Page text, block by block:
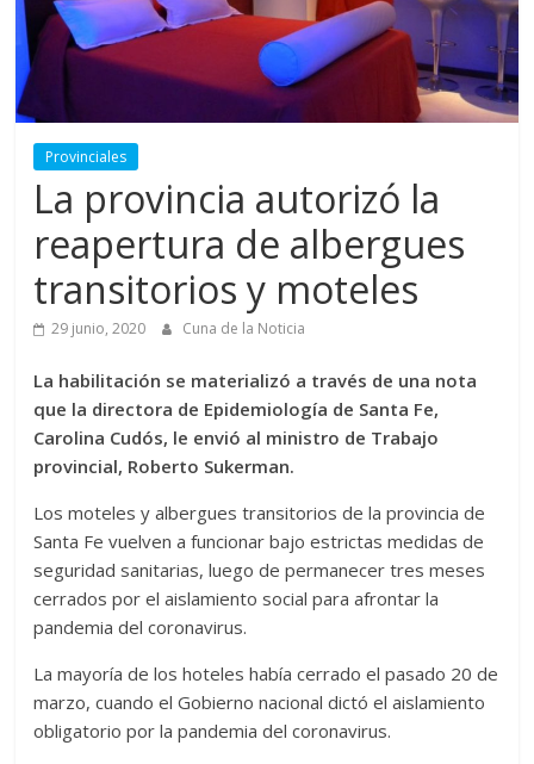
Provinciales
La provincia autorizó la
reapertura de albergues
transitorios y moteles
29 junio, 2020 Cuna de la Noticia
La habilitación se materializó a través de una nota
que la directora de Epidemiología de Santa Fe,
Carolina Cudós, le envió al ministro de Trabajo
provincial, Roberto Sukerman.
Los moteles y albergues transitorios de la provincia de
Santa Fe vuelven a funcionar bajo estrictas medidas de
seguridad sanitarias, luego de permanecer tres meses
cerrados por el aislamiento social para afrontar la
pandemia del coronavirus.
La mayoría de los hoteles había cerrado el pasado 20 de
marzo, cuando el Gobierno nacional dictó el aislamiento
obligatorio por la pandemia del coronavirus.